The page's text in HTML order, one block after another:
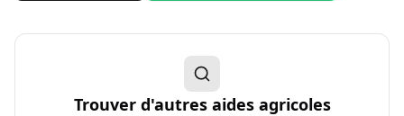
Trouver d'autres aides agricoles